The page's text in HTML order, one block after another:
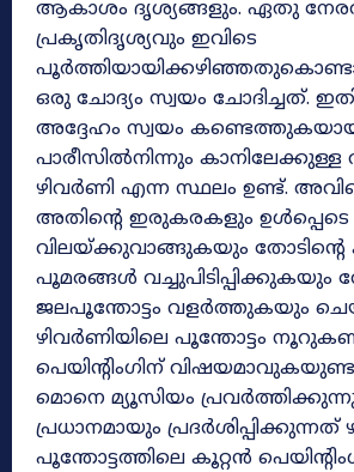
ആകാശം ദൃശ്യങ്ങളും. ഏതു
പ്രകൃതിദൃശ്യവും ഇവിടെ
ഒരു ചോദ്യം സ്വയം ചോദിച്ചത്.
അദ്ദേഹം സ്വയം
പാരീസിൽനിന്നും കാനിലേക്കുള്ള
ഴിവർണി എന്ന സ്ഥലം ഉണ്ട്.
അതിന്റെ ഇരുകരകളും
വിലയ്‌ക്കുവാങ്ങുകയും
പൂമരങ്ങൾ വച്ചുപിടിപ്പിക്കുകയും
ജലപൂന്തോട്ടം വളർത്തുകയും
ഴിവർണിയിലെ പൂന്തോട്ടം
പെയിന്റിംഗിന്
മൊനെ മ്യൂസിയം
പ്രധാനമായും പ്രദർശിപ്പിക്കുന്നത്
പൂന്തോട്ടത്തിലെ കൂറ്റൻ